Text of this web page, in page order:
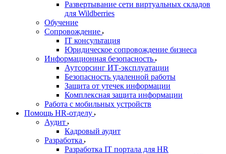
Развертывание сети виртуальных складов
для Wildberries
Обучение
Сопровождение
IT консультация
Юридическое сопровождение бизнеса
Информационная безопасность
Аутсорсинг ИТ-эксплуатации
Безопасность удаленной работы
Защита от утечек информации
Комплексная защита информации
Работа с мобильных устройств
Помощь HR-отделу
Аудит
Кадровый аудит
Разработка
Разработка IT портала для HR